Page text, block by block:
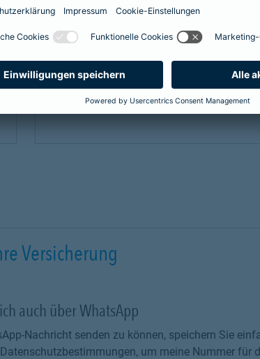
Versicherung
auch über WhatsApp
Nachricht senden zu können, speichern Sie
um meine Nummer für